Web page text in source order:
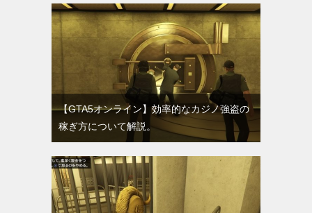
【GTA5オンライン】効率的なカジノ強盗の
稼ぎ方について解説。